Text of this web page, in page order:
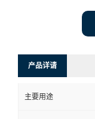
产品详请
主要用途